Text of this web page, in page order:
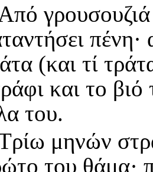
γρουσουζιά
(και τί
και το
του.
μηνών
του θάμα·